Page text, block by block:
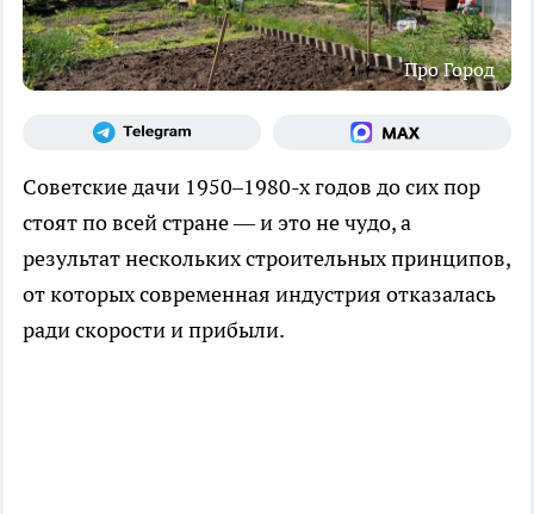
Про Город
Советские дачи 1950–1980-х годов до сих пор
стоят по всей стране — и это не чудо, а
результат нескольких строительных принципов,
от которых современная индустрия отказалась
ради скорости и прибыли.